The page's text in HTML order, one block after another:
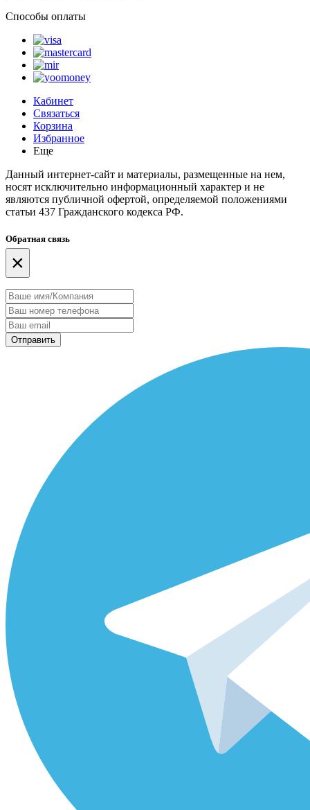
Способы оплаты
Кабинет
Связаться
Корзина
Избранное
Еще
Данный интернет-сайт и материалы, размещенные на нем,
носят исключительно информационный характер и не
являются публичной офертой, определяемой положениями
статьи 437 Гражданского кодекса РФ.
Обратная связь
×
Отправить